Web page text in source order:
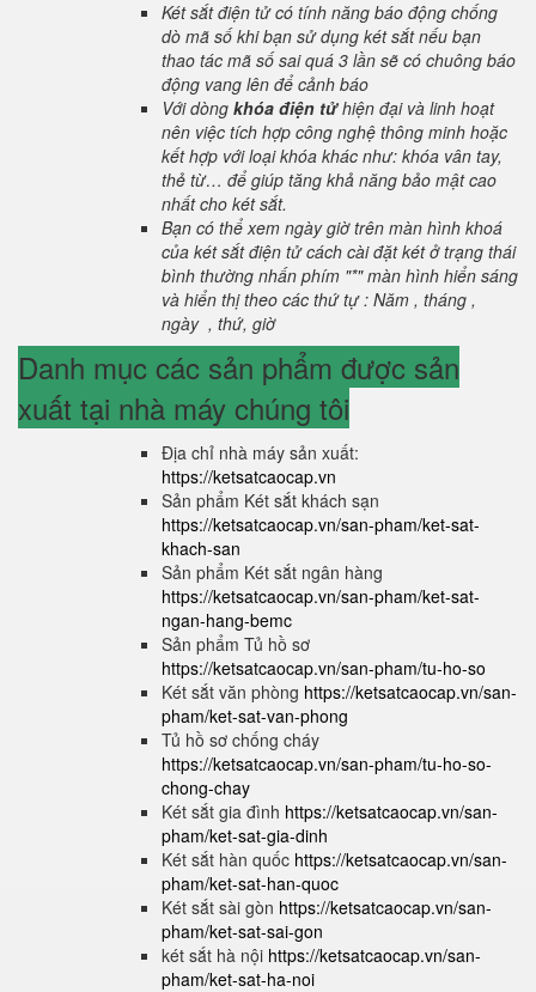
Két sắt điện tử có tính năng báo động chống
dò mã số khi bạn sử dụng két sắt nếu bạn
thao tác mã số sai quá 3 lần sẽ có chuông báo
động vang lên để cảnh báo
Với dòng khóa điện tửhiện đại và linh hoạt
nên việc tích hợp công nghệ thông minh hoặc
kết hợp với loại khóa khác như: khóa vân tay,
thẻ từ… để giúp tăng khả năng bảo mật cao
nhất cho két sắt.
Bạn có thể xem ngày giờ trên màn hình khoá
của két sắt điện tử cách cài đặt két ở trạng thái
bình thường nhấn phím "*" màn hình hiển sáng
và hiển thị theo các thứ tự : Năm , tháng ,
ngày , thứ, giờ
Danh mục các sản phẩm được sản
xuất tại nhà máy chúng tôi
Địa chỉ nhà máy sản xuất:
https://ketsatcaocap.vn
Sản phẩm Két sắt khách sạn
https://ketsatcaocap.vn/san-pham/ket-sat-
khach-san
Sản phẩm Két sắt ngân hàng
https://ketsatcaocap.vn/san-pham/ket-sat-
ngan-hang-bemc
Sản phẩm Tủ hồ sơ
https://ketsatcaocap.vn/san-pham/tu-ho-so
Két sắt văn phòng https://ketsatcaocap.vn/san-
pham/ket-sat-van-phong
Tủ hồ sơ chống cháy
https://ketsatcaocap.vn/san-pham/tu-ho-so-
chong-chay
Két sắt gia đình https://ketsatcaocap.vn/san-
pham/ket-sat-gia-dinh
Két sắt hàn quốc https://ketsatcaocap.vn/san-
pham/ket-sat-han-quoc
Két sắt sài gòn https://ketsatcaocap.vn/san-
pham/ket-sat-sai-gon
két sắt hà nội https://ketsatcaocap.vn/san-
pham/ket-sat-ha-noi